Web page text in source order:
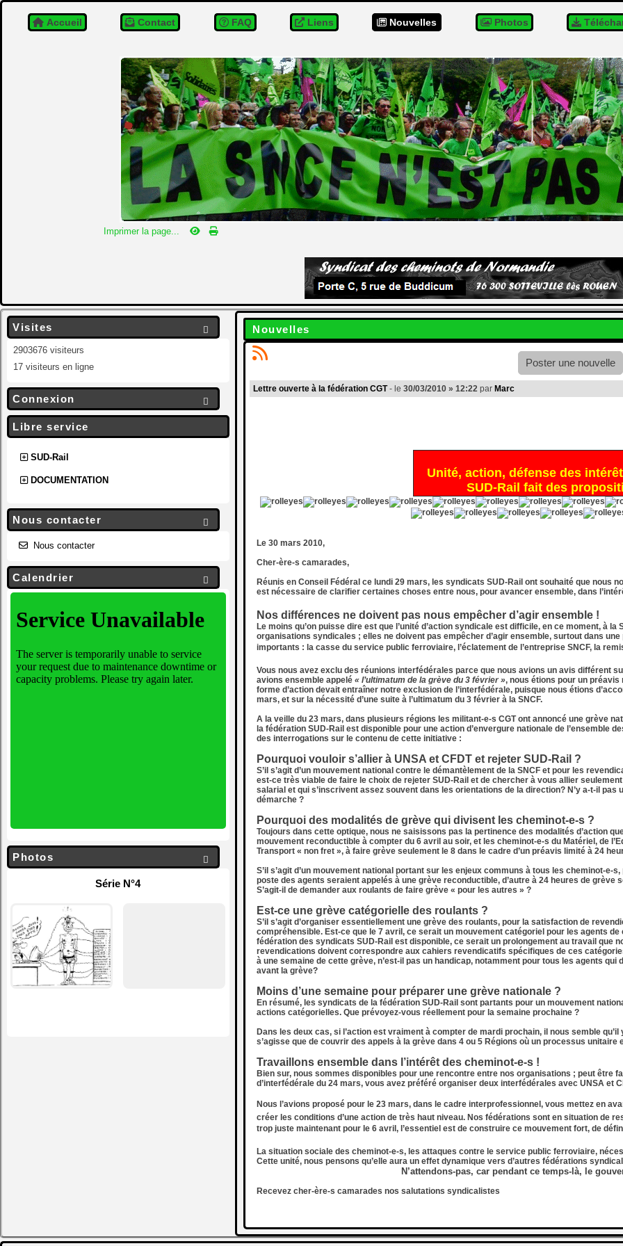
Accueil Contact FAQ Liens Nouvelles Photos
Imprimer la page...

Visites
2903676 visiteurs
17 visiteurs en ligne

Connexion
Libre service
SUD-Rail
DOCUMENTATION

Nous contacter
Nous contacter

Calendrier

Photos
Série N°4
Nouvelles
Poster une nouvelle
Lettre ouverte à la fédération CGT - le 30/03/2010 » 12:22 par Marc
Unité, action, défense des
SUD-Rail fait des
Le 30 mars 2010,
Cher-ère-s camarades,
Réunis en Conseil Fédéral ce lundi 29 mars, les syndicats SUD-Rail ont souhaité que nous
est nécessaire de clarifier certaines choses entre nous, pour avancer ensemble, dans
Nos différences ne doivent pas nous empêcher d’agir ensemble !
Le moins qu’on puisse dire est que l’unité d’action syndicale est difficile, en ce moment, à
organisations syndicales ; elles ne doivent pas empêcher d’agir ensemble, surtout dans
importants : la casse du service public ferroviaire, l’éclatement de l’entreprise SNCF, la
Vous nous avez exclu des réunions interfédérales parce que nous avions un avis différent
avions ensemble appelé « l’ultimatum de la grève du 3 février », nous étions pour un
forme d’action devait entraîner notre exclusion de l’interfédérale, puisque nous étions
mars, et sur la nécessité d’une suite à l’ultimatum du 3 février à la SNCF.
A la veille du 23 mars, dans plusieurs régions les militant-e-s CGT ont annoncé une grève
la fédération SUD-Rail est disponible pour une action d’envergure nationale de l’ensemble
des interrogations sur le contenu de cette initiative :
Pourquoi vouloir s’allier à UNSA et CFDT et rejeter SUD-Rail ?
S’il s’agit d’un mouvement national contre le démantèlement de la SNCF et pour les
est-ce très viable de faire le choix de rejeter SUD-Rail et de chercher à vous allier
salarial et qui s’inscrivent assez souvent dans les orientations de la direction? N’y a-t-il pas
démarche ?
Pourquoi des modalités de grève qui divisent les cheminot-e-s ?
Toujours dans cette optique, nous ne saisissons pas la pertinence des modalités d’action
mouvement reconductible à compter du 6 avril au soir, et les cheminot-e-s du Matériel, de
Transport « non fret », à faire grève seulement le 8 dans le cadre d’un préavis limité à 24
S’il s’agit d’un mouvement national portant sur les enjeux communs à tous les cheminot-
poste des agents seraient appelés à une grève reconductible, d’autre à 24 heures de grève
S’agit-il de demander aux roulants de faire grève « pour les autres » ?
Est-ce une grève catégorielle des roulants ?
S’il s’agit d’organiser essentiellement une grève des roulants, pour la satisfaction de
compréhensible. Est-ce que le 7 avril, ce serait un mouvement catégoriel pour les agents
fédération des syndicats SUD-Rail est disponible, ce serait un prolongement au travail que
revendications doivent correspondre aux cahiers revendicatifs spécifiques de ces
à une semaine de cette grève, n’est-il pas un handicap, notamment pour tous les agents
avant la grève?
Moins d’une semaine pour préparer une grève nationale ?
En résumé, les syndicats de la fédération SUD-Rail sont partants pour un mouvement
actions catégorielles. Que prévoyez-vous réellement pour la semaine prochaine ?
Dans les deux cas, si l’action est vraiment à compter de mardi prochain, il nous semble
s’agisse que de couvrir des appels à la grève dans 4 ou 5 Régions où un processus unitaire
Travaillons ensemble dans l’intérêt des cheminot-e-s !
Bien sur, nous sommes disponibles pour une rencontre entre nos organisations ; peut être
d’interfédérale du 24 mars, vous avez préféré organiser deux interfédérales avec UNSA et
Nous l’avions proposé pour le 23 mars, dans le cadre interprofessionnel, vous mettez en
créer les conditions d’une action de très haut niveau. Nos fédérations sont en situation de
trop juste maintenant pour le 6 avril, l’essentiel est de construire ce mouvement fort, de
La situation sociale des cheminot-e-s, les attaques contre le service public ferroviaire,
Cette unité, nous pensons qu’elle aura un effet dynamique vers d’autres fédérations
N’attendons-pas, car pendant ce temps-là, le
Recevez cher-ère-s camarades nos salutations syndicalistes